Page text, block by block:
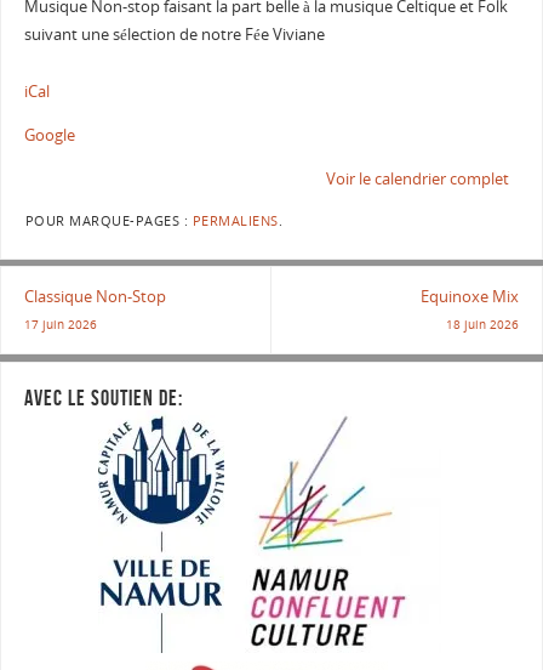
Musique Non-stop faisant la part belle à la musique Celtique et Folk
suivant une sélection de notre Fée Viviane
iCal
Google
Voir le calendrier complet
POUR MARQUE-PAGES : PERMALIENS.
Classique Non-Stop
17 juin 2026
Equinoxe Mix
18 juin 2026
AVEC LE SOUTIEN DE: